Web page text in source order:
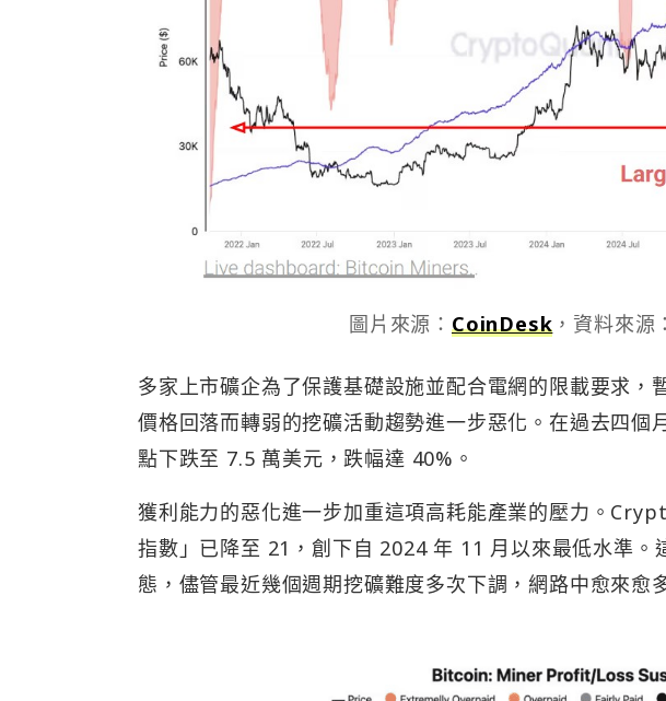
圖片來源： CoinDesk ，資料來
多家上市礦企為了保護基礎設施並配合電網的限載要求，
價格回落而轉弱的挖礦活動趨勢進一步惡化。在過去四
點下跌至 7.5 萬美元，跌幅達 40%。
獲利能力的惡化進一步加重這項高耗能產業的壓力。
指數」已降至 21，創下自 2024 年 11 月以來最低水準。
態，儘管最近幾個週期挖礦難度多次下調，網路中愈來愈